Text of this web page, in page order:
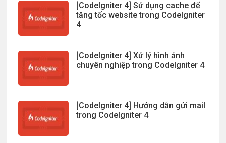
[CodeIgniter 4] Sử dụng cache để
tăng tốc website trong CodeIgniter
4
[CodeIgniter 4] Xử lý hình ảnh
chuyên nghiệp trong CodeIgniter 4
[CodeIgniter 4] Hướng dẫn gửi mail
trong CodeIgniter 4